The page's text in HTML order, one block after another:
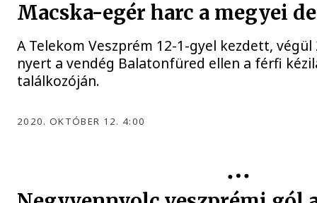
Macska-egér harc a megyei
A Telekom Veszprém 12-1-gyel kezdett,
nyert a vendég Balatonfüred ellen a férfi
találkozóján.
2020. OKTÓBER 12. 4:00